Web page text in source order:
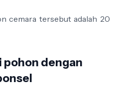
cemara tersebut adalah 20
pohon dengan